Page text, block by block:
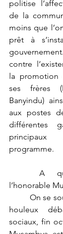
politise
de la
moins que
prêt à
contre
la promotion
ses frères
Banyindu)
aux postes
différentes
programme.
l’honorable
houleux
sociaux, fin